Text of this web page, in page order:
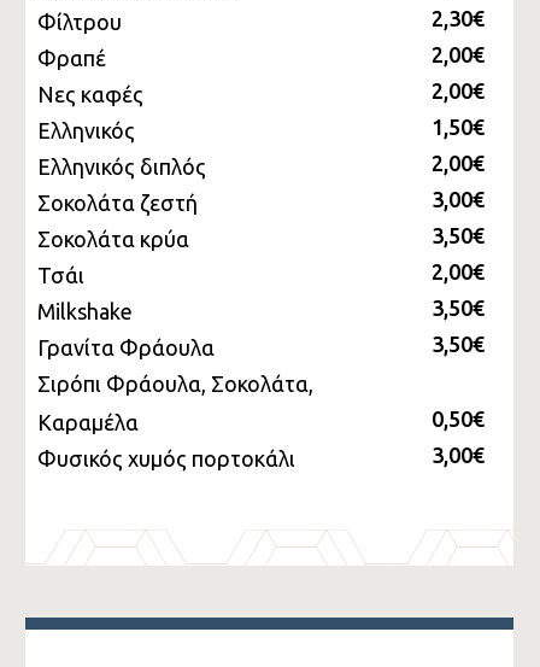
Φίλτρου
2,30€
Φραπέ
2,00€
Νες καφές
2,00€
Ελληνικός
1,50€
Ελληνικός διπλός
2,00€
Σοκολάτα ζεστή
3,00€
Σοκολάτα κρύα
3,50€
Τσάι
2,00€
Milkshake
3,50€
Γρανίτα Φράουλα
3,50€
Σιρόπι Φράουλα, Σοκολάτα,
Καραμέλα
0,50€
Φυσικός χυμός πορτοκάλι
3,00€